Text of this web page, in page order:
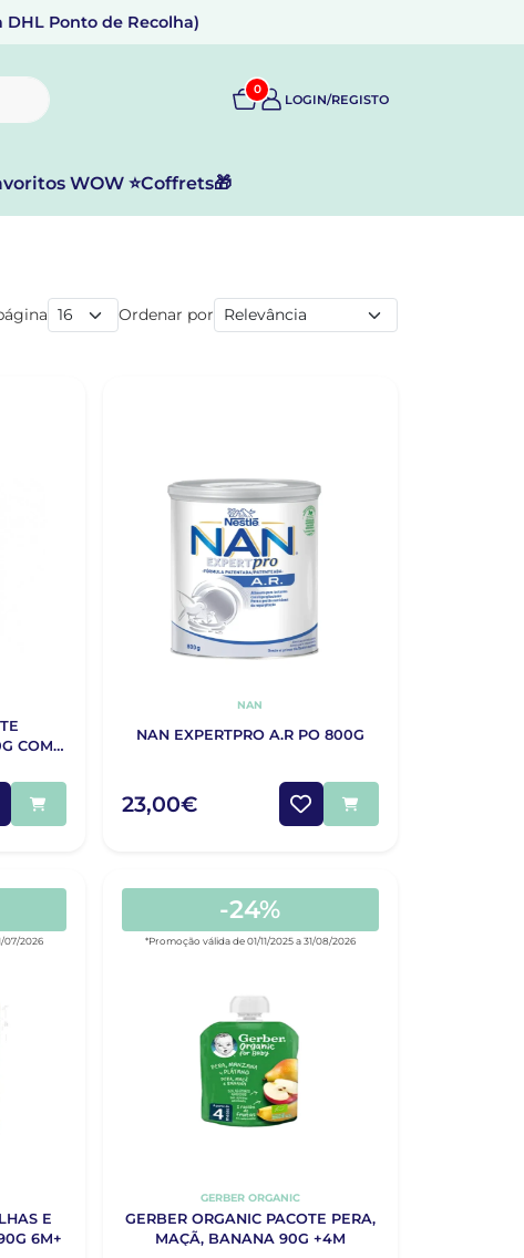
Ponto de Recolha)
0
LOGIN/REGISTO
WOW ⭐Coffrets🎁
Ordenar por
COM
NAN
NAN EXPERTPRO A.R PO 800G
23,00€
07/2026
E
6M+
-24%
*Promoção válida de 01/11/2025 a 31/08/2026
GERBER ORGANIC
GERBER ORGANIC PACOTE PERA,
MAÇÃ, BANANA 90G +4M